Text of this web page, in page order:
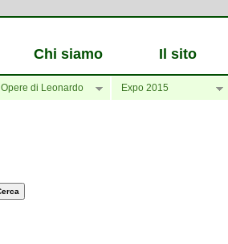
Chi siamo Il sito
Opere di Leonardo Expo 2015